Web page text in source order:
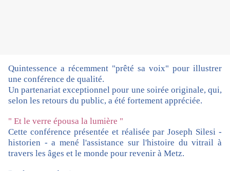
Quintessence a récemment "prêté sa voix" pour illustrer
une conférence de qualité.
Un partenariat exceptionnel pour une soirée originale, qui,
selon les retours du public, a été fortement appréciée.
" Et le verre épousa la lumière "
Cette conférence présentée et réalisée par Joseph Silesi -
historien - a mené l'assistance sur l'histoire du vitrail à
travers les âges et le monde pour revenir à Metz.